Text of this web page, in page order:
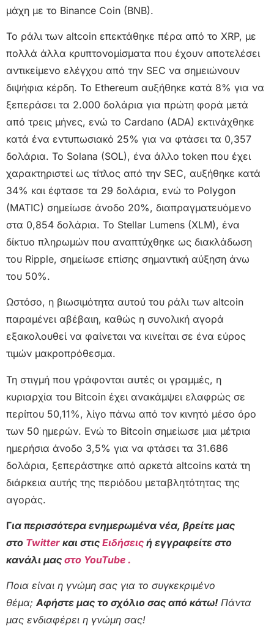
μάχη με το Binance Coin (BNB).
Το ράλι των altcoin επεκτάθηκε πέρα από το XRP, με
πολλά άλλα κρυπτονομίσματα που έχουν αποτελέσει
αντικείμενο ελέγχου από την SEC να σημειώνουν
διψήφια κέρδη. Το Ethereum αυξήθηκε κατά 8% για να
ξεπεράσει τα 2.000 δολάρια για πρώτη φορά μετά
από τρεις μήνες, ενώ το Cardano (ADA) εκτινάχθηκε
κατά ένα εντυπωσιακό 25% για να φτάσει τα 0,357
δολάρια. Το Solana (SOL), ένα άλλο token που έχει
χαρακτηριστεί ως τίτλος από την SEC, αυξήθηκε κατά
34% και έφτασε τα 29 δολάρια, ενώ το Polygon
(MATIC) σημείωσε άνοδο 20%, διαπραγματευόμενο
στα 0,854 δολάρια. Το Stellar Lumens (XLM), ένα
δίκτυο πληρωμών που αναπτύχθηκε ως διακλάδωση
του Ripple, σημείωσε επίσης σημαντική αύξηση άνω
του 50%.
Ωστόσο, η βιωσιμότητα αυτού του ράλι των altcoin
παραμένει αβέβαιη, καθώς η συνολική αγορά
εξακολουθεί να φαίνεται να κινείται σε ένα εύρος
τιμών μακροπρόθεσμα.
Τη στιγμή που γράφονται αυτές οι γραμμές, η
κυριαρχία του Bitcoin έχει ανακάμψει ελαφρώς σε
περίπου 50,11%, λίγο πάνω από τον κινητό μέσο όρο
των 50 ημερών. Ενώ το Bitcoin σημείωσε μια μέτρια
ημερήσια άνοδο 3,5% για να φτάσει τα 31.686
δολάρια, ξεπεράστηκε από αρκετά altcoins κατά τη
διάρκεια αυτής της περιόδου μεταβλητότητας της
αγοράς.
Για περισσότερα ενημερωμένα νέα, βρείτε μας
στο Twitter και στις Ειδήσεις ή εγγραφείτε στο
κανάλι μας στο YouTube .
Ποια είναι η γνώμη σας για το συγκεκριμένο
θέμα;Αφήστε μας το σχόλιο σας από κάτω! Πάντα
μας ενδιαφέρει η γνώμη σας!